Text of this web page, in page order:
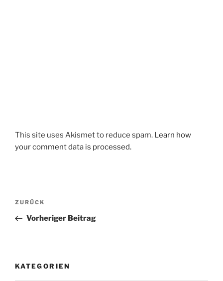
This site uses Akismet to reduce spam. Learn how
your comment data is processed.
Beitragsnavigation
Vorheriger
Beitrag
ZURÜCK
Vorheriger Beitrag
KATEGORIEN